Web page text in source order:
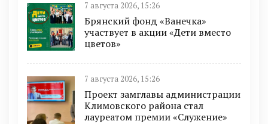
7 августа 2026, 15:26
Брянский фонд «Ванечка»
участвует в акции «Дети вместо
цветов»
7 августа 2026, 15:26
Проект замглавы администрации
Климовского района стал
лауреатом премии «Служение»